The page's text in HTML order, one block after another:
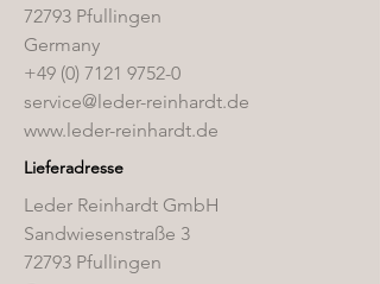
72793 Pfullingen
Germany
+49 (0) 7121 9752-0
service@leder-reinhardt.de
www.leder-reinhardt.de
Lieferadresse
Leder Reinhardt GmbH
Sandwiesenstraße 3
72793 Pfullingen